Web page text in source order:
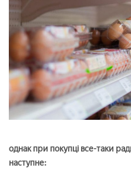
однак при покупці все-таки
наступне: